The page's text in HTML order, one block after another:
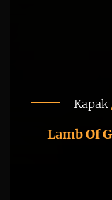
Kapak
Lamb Of